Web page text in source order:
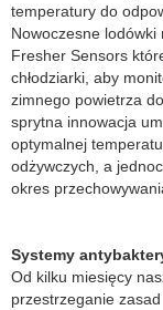
temperatury do
Nowoczesne lodówki
Fresher Sensors
chłodziarki, aby
zimnego powietrza
sprytna innowacja
optymalnej
odżywczych, a
okres
Systemy
Od kilku miesięcy
przestrzeganie